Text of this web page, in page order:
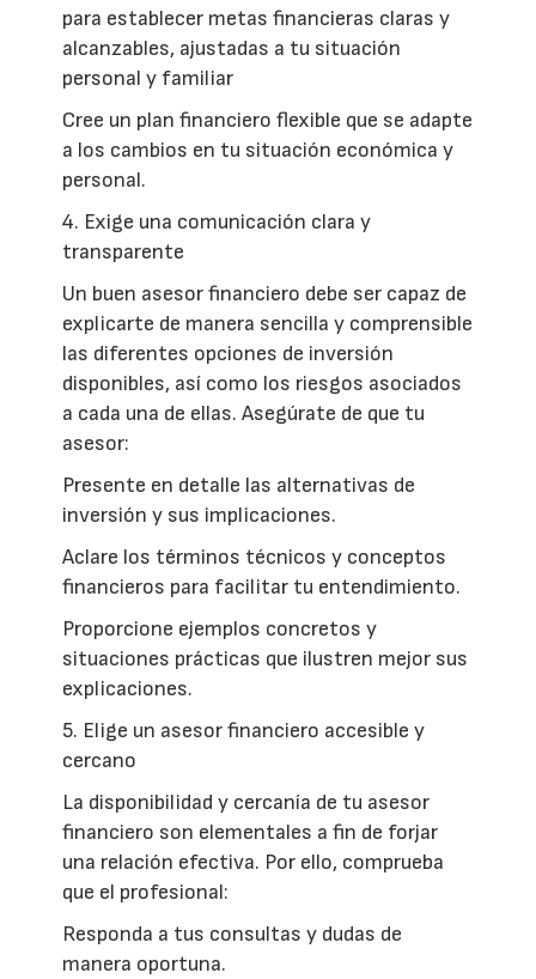
para establecer metas financieras claras y
alcanzables, ajustadas a tu situación
personal y familiar
Cree un plan financiero flexible que se adapte
a los cambios en tu situación económica y
personal.
4. Exige una comunicación clara y
transparente
Un buen asesor financiero debe ser capaz de
explicarte de manera sencilla y comprensible
las diferentes opciones de inversión
disponibles, así como los riesgos asociados
a cada una de ellas. Asegúrate de que tu
asesor:
Presente en detalle las alternativas de
inversión y sus implicaciones.
Aclare los términos técnicos y conceptos
financieros para facilitar tu entendimiento.
Proporcione ejemplos concretos y
situaciones prácticas que ilustren mejor sus
explicaciones.
5. Elige un asesor financiero accesible y
cercano
La disponibilidad y cercanía de tu asesor
financiero son elementales a fin de forjar
una relación efectiva. Por ello, comprueba
que el profesional:
Responda a tus consultas y dudas de
manera oportuna.